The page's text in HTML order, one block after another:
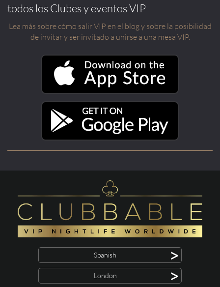
todos los Clubes y eventos VIP
Lea más sobre cómo salir VIP en el blog y sobre la posibilidad
de invitar y ser invitado a unirse a una mesa VIP.
Spanish >
London >